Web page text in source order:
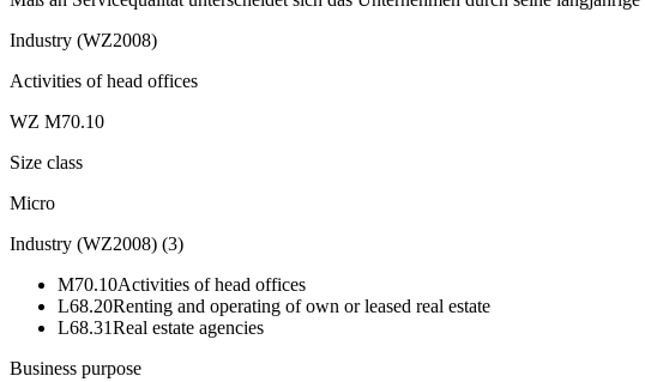
Industry (WZ2008)
Activities of head offices
WZ M70.10
Size class
Micro
Industry (WZ2008) (3)
M70.10Activities of head offices
L68.20Renting and operating of own or leased real estate
L68.31Real estate agencies
Business purpose